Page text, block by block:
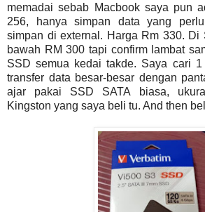
memadai sebab Macbook saya pun
256, hanya simpan data yang
simpan di external. Harga Rm 330. Di
bawah RM 300 tapi confirm lambat
SSD semua kedai takde. Saya cari
transfer data besar-besar dengan
ajar pakai SSD SATA biasa,
Kingston yang saya beli tu. And then